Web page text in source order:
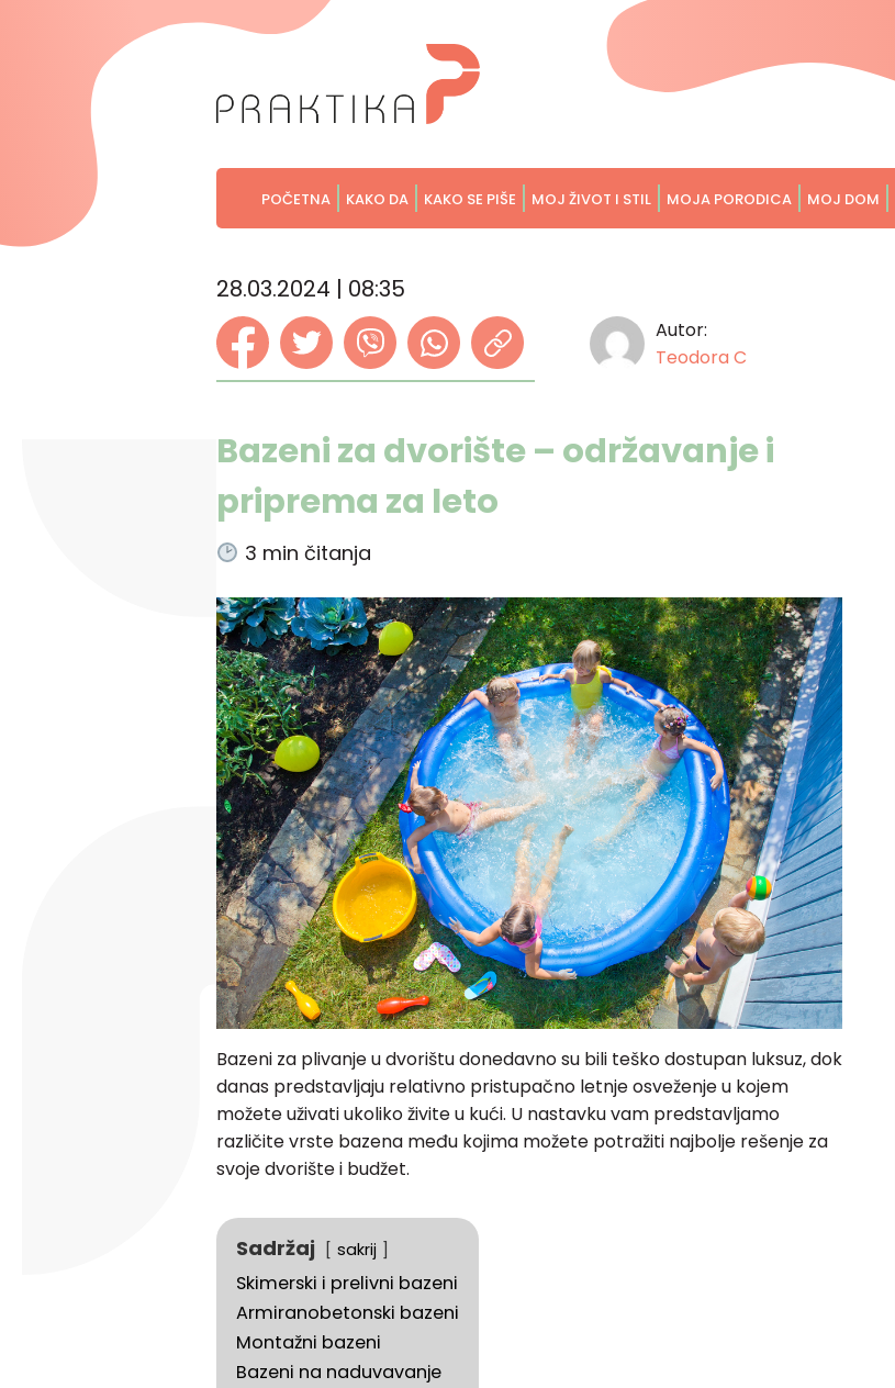
POČETNA KAKO DA KAKO SE PIŠE MOJ ŽIVOT I STIL MOJA PORODICA MOJ DOM
28.03.2024 | 08:35
Autor:
Teodora C
Bazeni za dvorište – održavanje i
priprema za leto
3 min čitanja
Bazeni za plivanje u dvorištu donedavno su bili teško dostupan luksuz, dok
danas predstavljaju relativno pristupačno letnje osveženje u kojem
možete uživati ukoliko živite u kući. U nastavku vam predstavljamo
različite vrste bazena među kojima možete potražiti najbolje rešenje za
svoje dvorište i budžet.
Sadržaj sakrij
Skimerski i prelivni bazeni
Armiranobetonski bazeni
Montažni bazeni
Bazeni na naduvavanje